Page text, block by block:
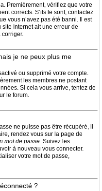
Premièrement, vérifiez que votre
corrects. S’ils le sont, contactez
vous n’avez pas été banni. Il est
Internet ait une erreur de
corriger.
je ne peux plus me
ou supprimé votre compte.
les membres ne postant
Si cela vous arrive, tentez de
le forum.
ne puisse pas être récupéré, il
rendez vous sur la page de
mot de passe. Suivez les
à nouveau vous connecter.
votre mot de passe,
?